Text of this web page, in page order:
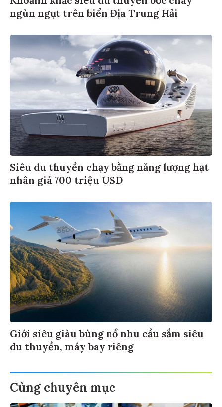
ngùn ngụt trên biển Địa Trung Hải
Siêu du thuyền chạy bằng năng lượng hạt
nhân giá 700 triệu USD
Giới siêu giàu bùng nổ nhu cầu sắm siêu
du thuyền, máy bay riêng
Cùng chuyên mục